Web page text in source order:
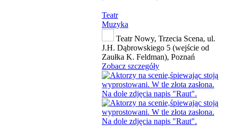
Teatr
Muzyka
Teatr Nowy, Trzecia Scena, ul.
J.H. Dąbrowskiego 5 (wejście od
Zaułka K. Feldman), Poznań
Zobacz szczegóły